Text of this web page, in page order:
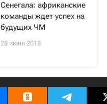
Сенегала: африканские
команды ждет успех на
будущих ЧМ
28 июня 2018